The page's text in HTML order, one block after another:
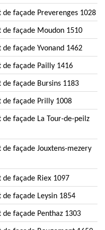
façade Preverenges 1028
façade Moudon 1510
façade Yvonand 1462
façade Pailly 1416
façade Bursins 1183
façade Prilly 1008
façade La Tour-de-peilz
façade Jouxtens-mezery
façade Riex 1097
façade Leysin 1854
façade Penthaz 1303